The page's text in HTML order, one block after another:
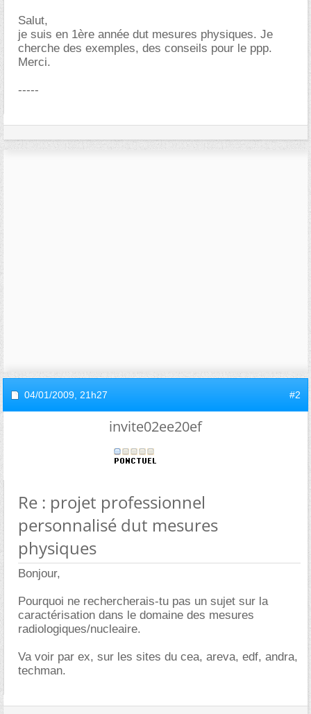
Salut,
je suis en 1ère année dut mesures physiques. Je
cherche des exemples, des conseils pour le ppp.
Merci.
-----
04/01/2009, 21h27 #2
invite02ee20ef
Re : projet professionnel
personnalisé dut mesures
physiques
Bonjour,
Pourquoi ne rechercherais-tu pas un sujet sur la
caractérisation dans le domaine des mesures
radiologiques/nucleaire.
Va voir par ex, sur les sites du cea, areva, edf, andra,
techman.